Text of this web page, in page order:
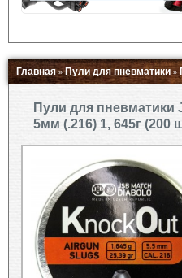
Главная»Пули для пневматики »
Пули для пневматики
5мм (.216) 1, 645г (200